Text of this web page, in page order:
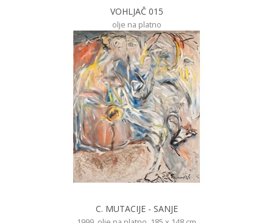
VOHLJAČ 015
olje na platno
C. MUTACIJE - SANJE